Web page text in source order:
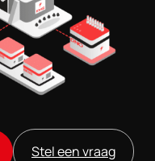
Stel een vraag